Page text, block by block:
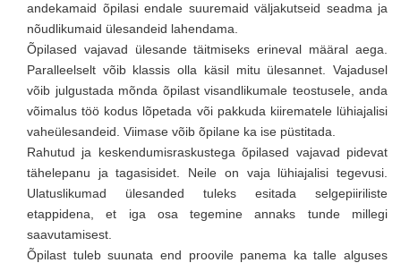
andekamaid õpilasi endale suuremaid väljakutseid seadma ja
nõudlikumaid ülesandeid lahendama.
Õpilased vajavad ülesande täitmiseks erineval määral aega.
Paralleelselt võib klassis olla käsil mitu ülesannet. Vajadusel
võib julgustada mõnda õpilast visandlikumale teostusele, anda
võimalus töö kodus lõpetada või pakkuda kiirematele lühiajalisi
vaheülesandeid. Viimase võib õpilane ka ise püstitada.
Rahutud ja keskendumisraskustega õpilased vajavad pidevat
tähelepanu ja tagasisidet. Neile on vaja lühiajalisi tegevusi.
Ulatuslikumad ülesanded tuleks esitada selgepiiriliste
etappidena, et iga osa tegemine annaks tunde millegi
saavutamisest.
Õpilast tuleb suunata end proovile panema ka talle alguses